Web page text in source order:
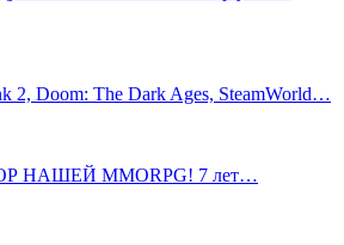
2, Doom: The Dark Ages, SteamWorld…
НАШЕЙ MMORPG! 7 лет…